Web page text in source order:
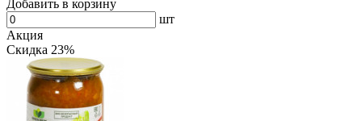
Добавить в корзину
шт
Акция
Скидка 23%